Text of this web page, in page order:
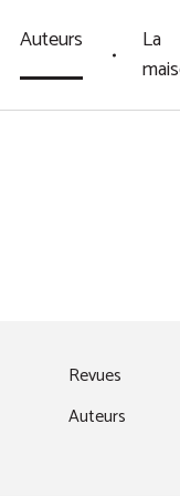
Auteurs
La
Revues
Auteurs